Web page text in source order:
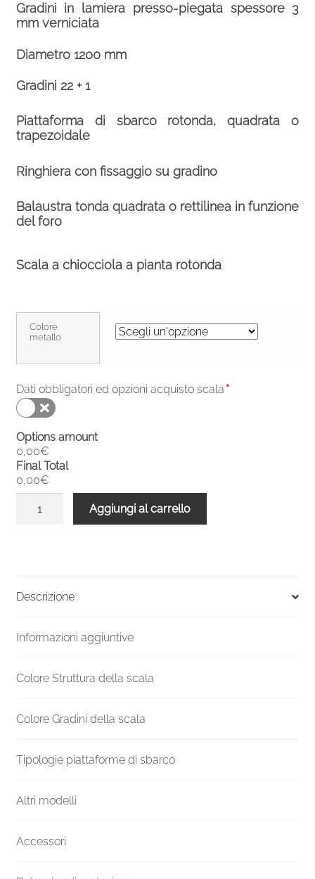
Gradini in lamiera presso-piegata spessore 3
mm verniciata
Diametro 1200 mm
Gradini 22 + 1
Piattaforma di sbarco rotonda, quadrata o
trapezoidale
Ringhiera con fissaggio su gradino
Balaustra tonda quadrata o rettilinea in funzione
del foro
Scala a chiocciola a pianta rotonda
Colore
metallo
Dati obbligatori ed opzioni acquisto scala *
Options amount
0,00€
Final Total
0,00€
F20
H
mm
Aggiungi al carrello
Descrizione
Informazioni aggiuntive
Colore Struttura della scala
Colore Gradini della scala
Tipologie piattaforme di sbarco
Altri modelli
Accessori